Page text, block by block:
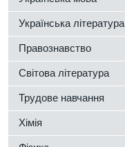
Українська література
Правознавство
Світова література
Трудове навчання
Хімія